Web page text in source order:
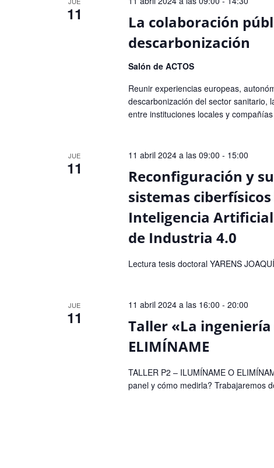
11
La colaboración
descarbonización
Salón de ACTOS
Reunir experiencias europeas,
descarbonización del sector sanitario,
entre instituciones locales y
JUE
11
Reconfiguración y
sistemas
Inteligencia
de Industria 4.0
11 abril 2024 a las 09:00 - 15:00
Lectura tesis doctoral YARENS
JUE
11
Taller «La
ELIMÍNAME
11 abril 2024 a las 16:00 - 20:00
TALLER P2 – ILUMÍNAME O
panel y cómo medirla? Trabajaremos